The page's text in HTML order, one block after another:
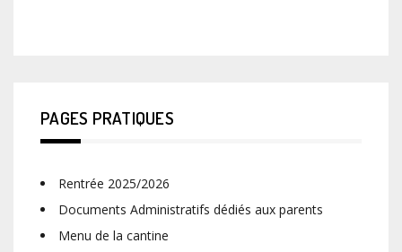
PAGES PRATIQUES
Rentrée 2025/2026
Documents Administratifs dédiés aux parents
Menu de la cantine